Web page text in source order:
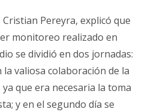
Cristian Pereyra, explicó que
monitoreo realizado en
se dividió en dos jornadas:
valiosa colaboración de la
que era necesaria la toma
y en el segundo día se